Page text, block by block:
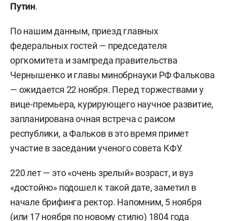
Путин.
По нашим данным, приезд главных
федеральных гостей — председателя
оргкомитета и зампреда правительства
Чернышенко и главы минобрнауки РФ Фалькова
— ожидается 22 ноября. Перед торжествами у
вице-премьера, курирующего научное развитие,
запланирована очная встреча с раисом
республики, а Фальков в это время примет
участие в заседании ученого совета КФУ.
220 лет — это «очень зрелый» возраст, и вуз
«достойно» подошел к такой дате, заметил в
начале брифинга ректор. Напомним, 5 ноября
(или 17 ноября по новому стилю) 1804 года